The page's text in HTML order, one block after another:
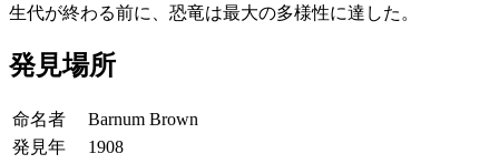
生代が終わる前に、恐竜は最大の多様性に達した。
発見場所
命名者
Barnum Brown
発見年
1908